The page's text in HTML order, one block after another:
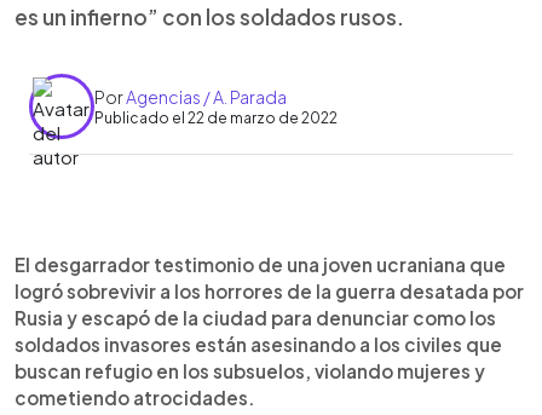
es un infierno” con los soldados rusos.
PorAgencias / A. Parada
Publicado el 22 de marzo de 2022
Escuchar artículo
El desgarrador testimonio de una joven ucraniana que
logró sobrevivir a los horrores de la guerra desatada por
Rusia y escapó de la ciudad para denunciar como los
soldados invasores están asesinando a los civiles que
buscan refugio en los subsuelos, violando mujeres y
cometiendo atrocidades.